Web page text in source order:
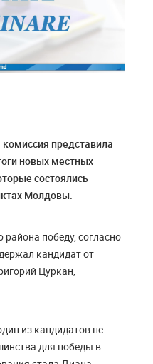
представила
новых местных
состоялись
Молдовы.
победу, согласно
кандидат от
Цуркан,
из кандидатов не
для победы в